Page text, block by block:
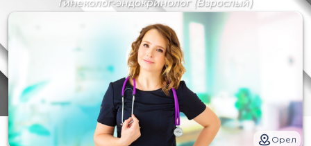
Гинеколог-эндокринолог(Взрослый)
Орел